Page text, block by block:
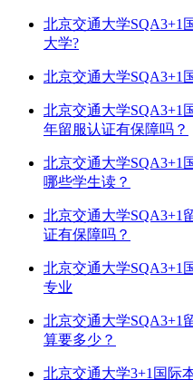
北京交通大学SQA3+1
大学?
北京交通大学SQA3+1
北京交通大学SQA3+1
年留服认证有保障吗？
北京交通大学SQA3+1
哪些学生读？
北京交通大学SQA3+1
证有保障吗？
北京交通大学SQA3+1
专业
北京交通大学SQA3+1
算要多少？
北京交通大学3+1国际